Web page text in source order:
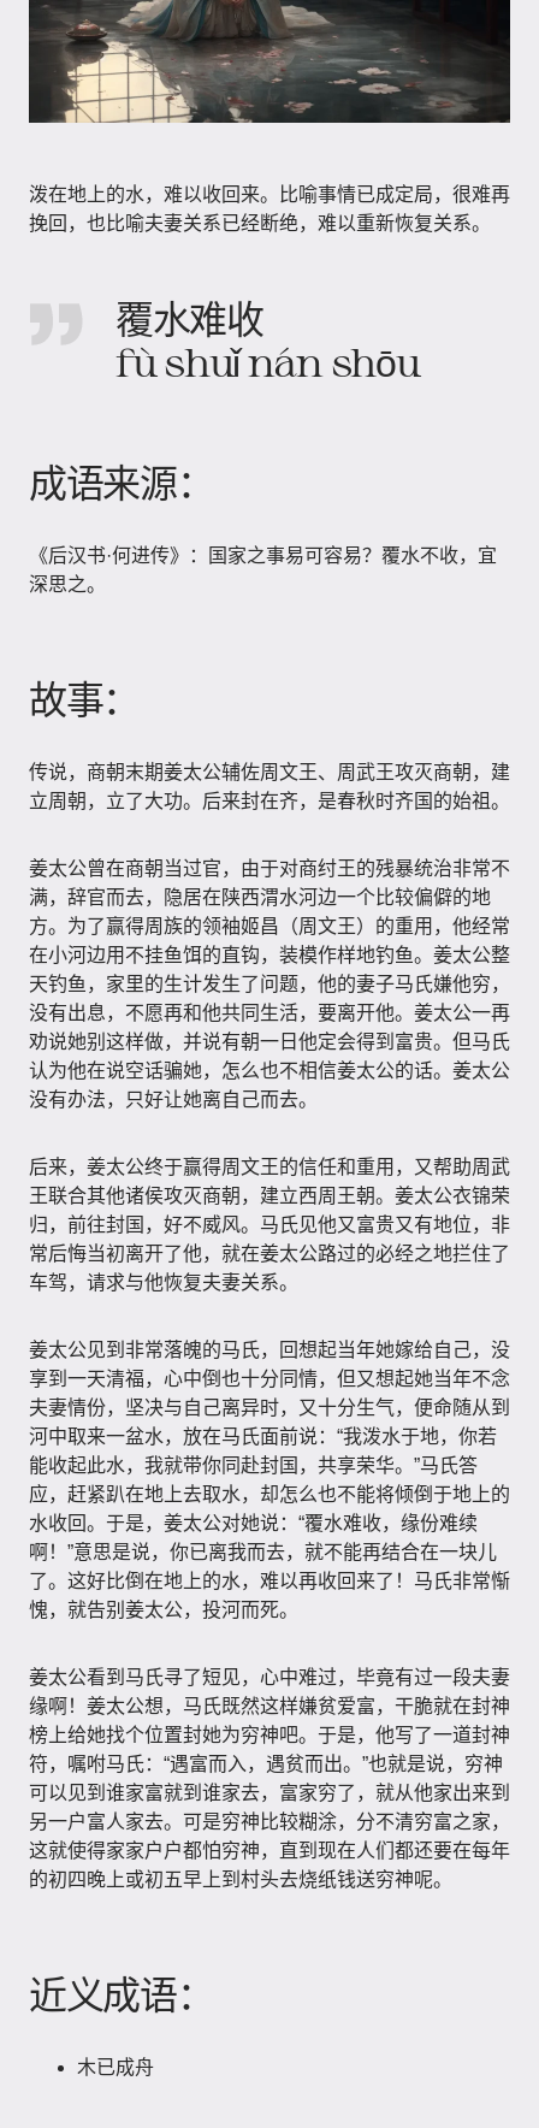
泼在地上的水，难以收回来。比喻事情已成定局，很难再
挽回，也比喻夫妻关系已经断绝，难以重新恢复关系。
覆水难收
fù shuǐ nán shōu
成语来源：
《后汉书·何进传》：国家之事易可容易？覆水不收，宜
深思之。
故事：
传说，商朝末期姜太公辅佐周文王、周武王攻灭商朝，建
立周朝，立了大功。后来封在齐，是春秋时齐国的始祖。
姜太公曾在商朝当过官，由于对商纣王的残暴统治非常不
满，辞官而去，隐居在陕西渭水河边一个比较偏僻的地
方。为了赢得周族的领袖姬昌（周文王）的重用，他经常
在小河边用不挂鱼饵的直钩，装模作样地钓鱼。姜太公整
天钓鱼，家里的生计发生了问题，他的妻子马氏嫌他穷，
没有出息，不愿再和他共同生活，要离开他。姜太公一再
劝说她别这样做，并说有朝一日他定会得到富贵。但马氏
认为他在说空话骗她，怎么也不相信姜太公的话。姜太公
没有办法，只好让她离自己而去。
后来，姜太公终于赢得周文王的信任和重用，又帮助周武
王联合其他诸侯攻灭商朝，建立西周王朝。姜太公衣锦荣
归，前往封国，好不威风。马氏见他又富贵又有地位，非
常后悔当初离开了他，就在姜太公路过的必经之地拦住了
车驾，请求与他恢复夫妻关系。
姜太公见到非常落魄的马氏，回想起当年她嫁给自己，没
享到一天清福，心中倒也十分同情，但又想起她当年不念
夫妻情份，坚决与自己离异时，又十分生气，便命随从到
河中取来一盆水，放在马氏面前说：“我泼水于地，你若
能收起此水，我就带你同赴封国，共享荣华。”马氏答
应，赶紧趴在地上去取水，却怎么也不能将倾倒于地上的
水收回。于是，姜太公对她说：“覆水难收，缘份难续
啊！”意思是说，你已离我而去，就不能再结合在一块儿
了。这好比倒在地上的水，难以再收回来了！马氏非常惭
愧，就告别姜太公，投河而死。
姜太公看到马氏寻了短见，心中难过，毕竟有过一段夫妻
缘啊！姜太公想，马氏既然这样嫌贫爱富，干脆就在封神
榜上给她找个位置封她为穷神吧。于是，他写了一道封神
符，嘱咐马氏：“遇富而入，遇贫而出。”也就是说，穷神
可以见到谁家富就到谁家去，富家穷了，就从他家出来到
另一户富人家去。可是穷神比较糊涂，分不清穷富之家，
这就使得家家户户都怕穷神，直到现在人们都还要在每年
的初四晚上或初五早上到村头去烧纸钱送穷神呢。
近义成语：
木已成舟